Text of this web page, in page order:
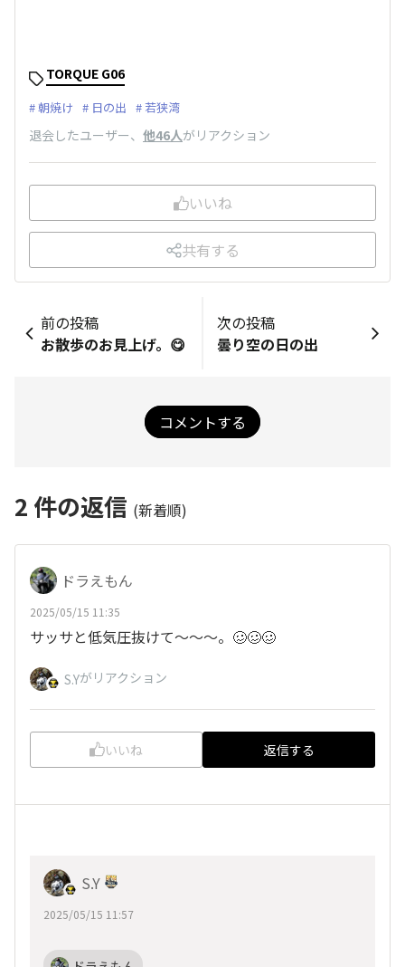
TORQUE G06
朝焼け 日の出 若狭湾
退会したユーザー、 他46人がリアクション
いいね
共有する
前の投稿
お散歩のお見上げ。😋
次の投稿
曇り空の日の出
コメントする
2 件の返信 (新着順)
ドラえもん
2025/05/15 11:35
サッサと低気圧抜けて〜〜〜。🥴🥴🥴
S.Yがリアクション
いいね 返信する
S.Y
2025/05/15 11:57